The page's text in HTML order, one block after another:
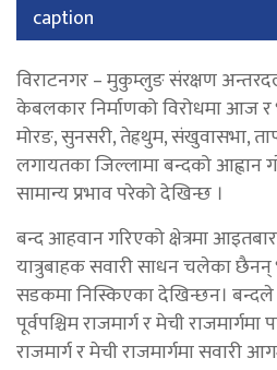
caption
विराटनगर – मुकुम्लुङ संरक्षण
केबलकार निर्माणको विरोधमा आज
मोरङ, सुनसरी, तेह्रथुम, संखुवासभा,
लगायतका जिल्लामा बन्दको आह्वान
सामान्य प्रभाव परेको देखिन्छ ।
बन्द आहवान गरिएको क्षेत्रमा आइतबार
यात्रुबाहक सवारी साधन चलेका
सडकमा निस्किएका देखिन्छन। बन्दले
पूर्वपश्चिम राजमार्ग र मेची
राजमार्ग र मेची राजमार्गमा सवारी